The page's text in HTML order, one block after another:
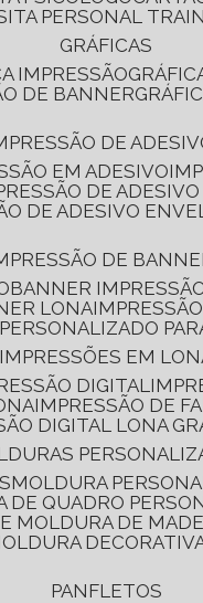
PERSONAL
GRÁFICAS
IMPRESSÃO
DE BANNER
DE
EM ADESIVO
DE
DE ADESIVO
DE
BANNER
LONA
IMPRESSÕES EM
DIGITAL
IMPRESSÃO DE
DIGITAL LONA
MOLDURA
DE QUADRO
MOLDURA DE
MOLDURA
PANFLETOS